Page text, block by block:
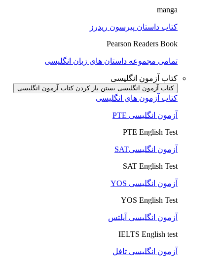
manga
کتاب داستان پیرسون ریدرز
Pearson Readers Book
تمامی مجموعه داستان های زبان انگلیسی
کتاب آزمون انگلیسی
کتاب آزمون انگلیسی بستن باز کردن کتاب آزمون انگلیسی
کتاب آزمون های انگلیسی
آزمون انگلیسی PTE
PTE English Test
آزمون انگلیسیSAT
SAT English Test
آزمون انگلیسی YOS
YOS English Test
آزمون انگلیسی آیلتس
IELTS English test
آزمون انگلیسی تافل